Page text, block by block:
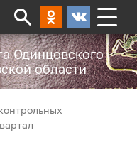
Одинцовского
области